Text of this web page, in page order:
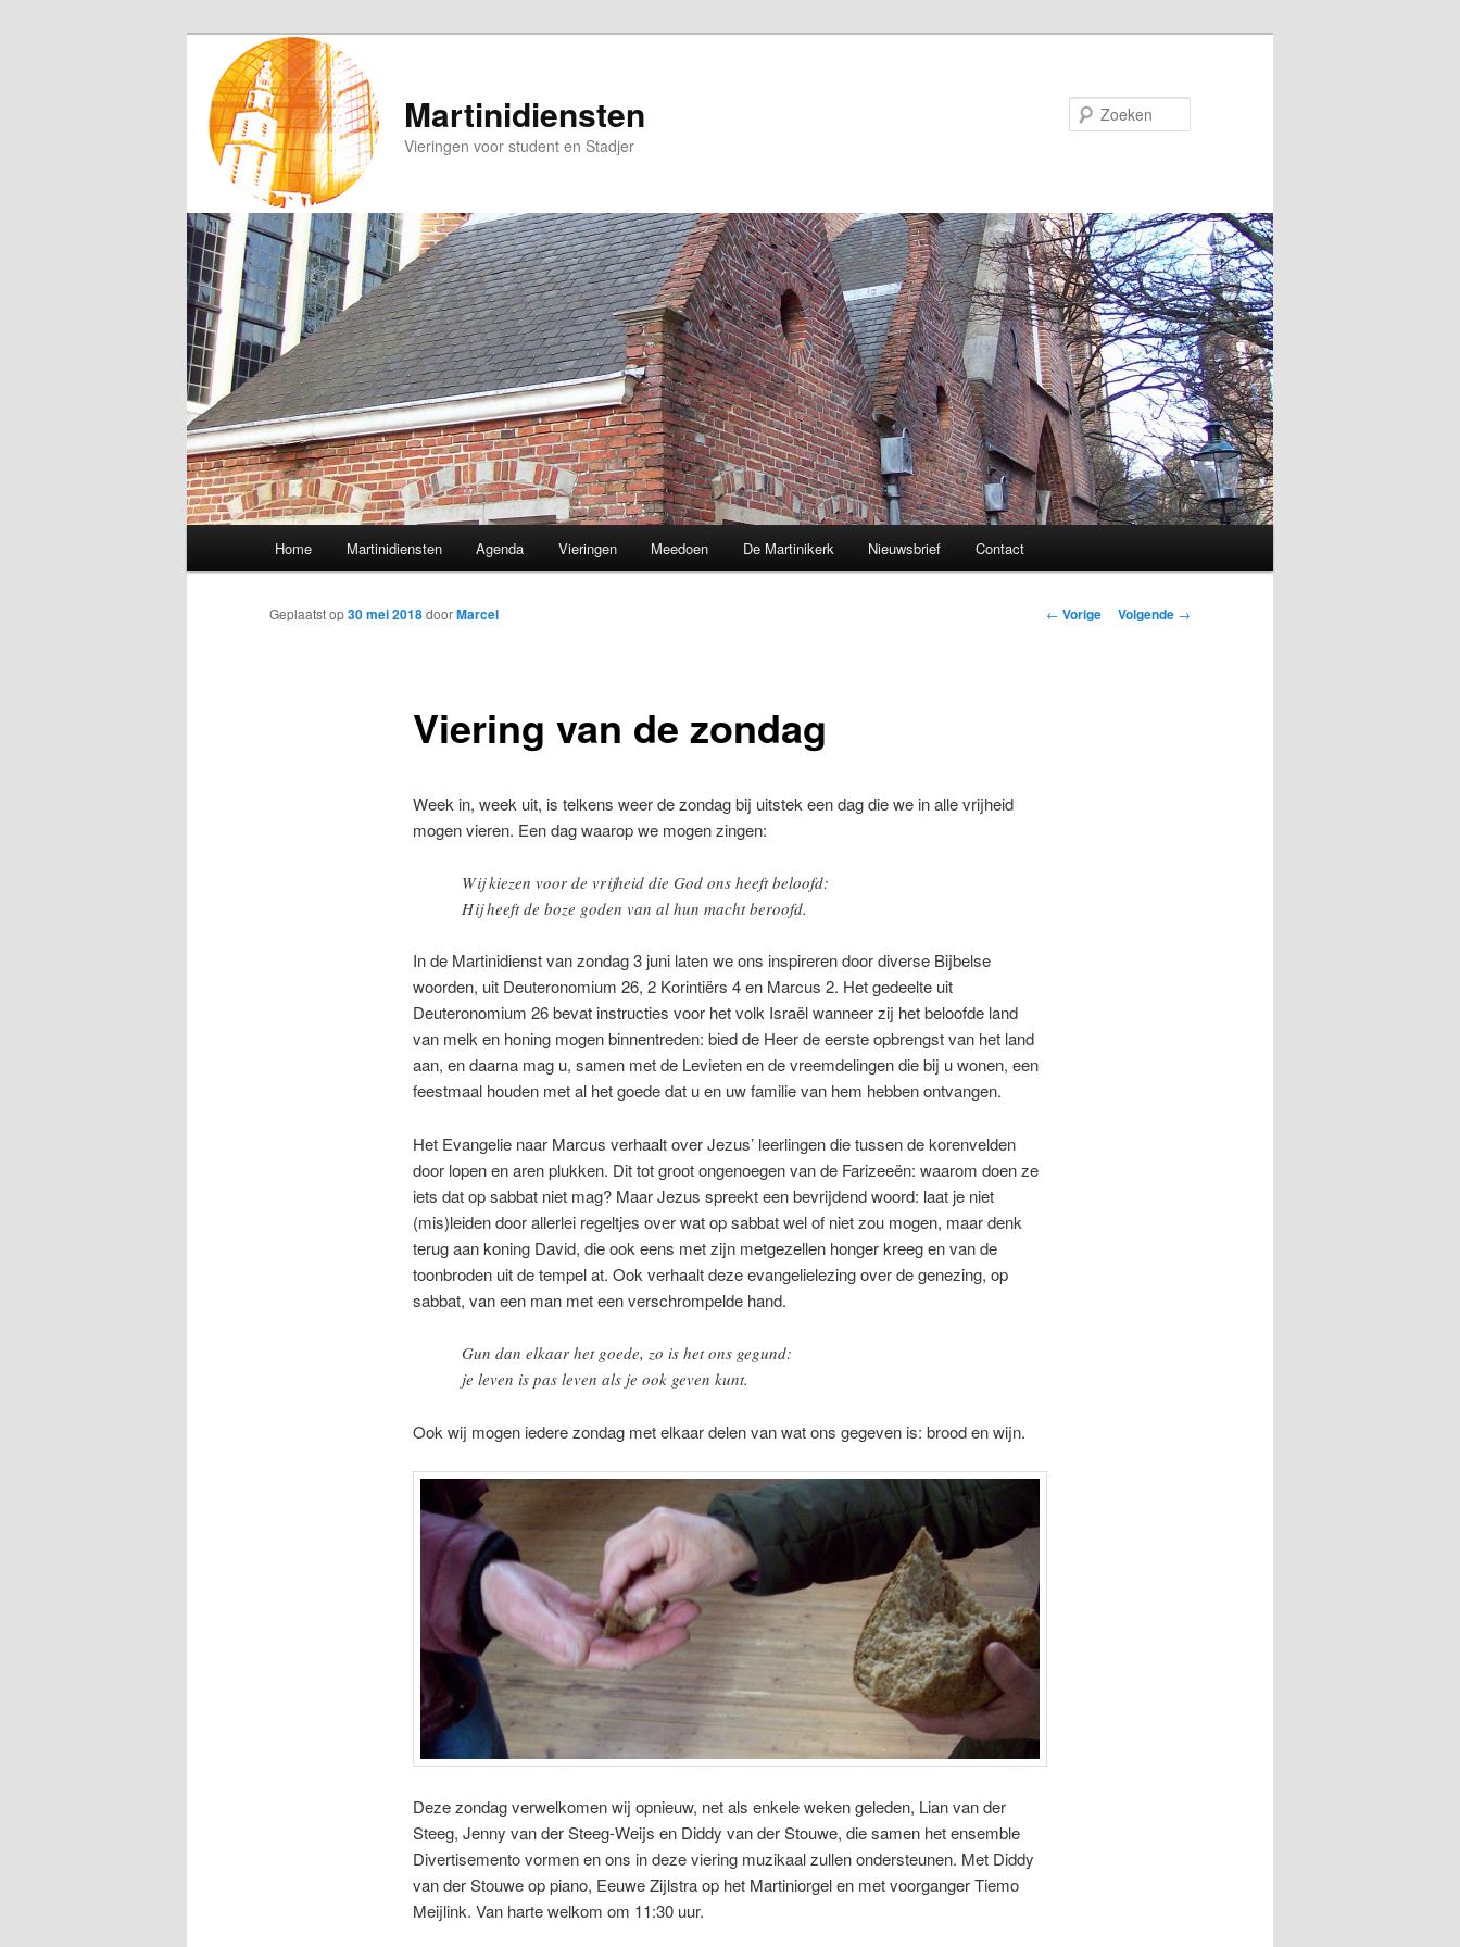
Martinidiensten
Vieringen voor student en Stadjer
Home Martinidiensten Agenda Vieringen Meedoen De Martinikerk Nieuwsbrief Contact
Bericht
← Vorige Volgende →
Viering van de zondag
Geplaatst op30 mei 2018doorMarcel
Week in, week uit, is telkens weer de zondag bij uitstek een dag die we in alle vrijheid
mogen vieren. Een dag waarop we mogen zingen:
Wij kiezen voor de vrijheid die God ons heeft beloofd:
Hij heeft de boze goden van al hun macht beroofd.
In de Martinidienst van zondag 3 juni laten we ons inspireren door diverse Bijbelse
woorden, uit Deuteronomium 26, 2 Korintiërs 4 en Marcus 2. Het gedeelte uit
Deuteronomium 26 bevat instructies voor het volk Israël wanneer zij het beloofde land
van melk en honing mogen binnentreden: bied de Heer de eerste opbrengst van het land
aan, en daarna mag u, samen met de Levieten en de vreemdelingen die bij u wonen, een
feestmaal houden met al het goede dat u en uw familie van hem hebben ontvangen.
Het Evangelie naar Marcus verhaalt over Jezus’ leerlingen die tussen de korenvelden
door lopen en aren plukken. Dit tot groot ongenoegen van de Farizeeën: waarom doen ze
iets dat op sabbat niet mag? Maar Jezus spreekt een bevrijdend woord: laat je niet
(mis)leiden door allerlei regeltjes over wat op sabbat wel of niet zou mogen, maar denk
terug aan koning David, die ook eens met zijn metgezellen honger kreeg en van de
toonbroden uit de tempel at. Ook verhaalt deze evangelielezing over de genezing, op
sabbat, van een man met een verschrompelde hand.
Gun dan elkaar het goede, zo is het ons gegund:
je leven is pas leven als je ook geven kunt.
Ook wij mogen iedere zondag met elkaar delen van wat ons gegeven is: brood en wijn.
Deze zondag verwelkomen wij opnieuw, net als enkele weken geleden, Lian van der
Steeg, Jenny van der Steeg-Weijs en Diddy van der Stouwe, die samen het ensemble
Divertisemento vormen en ons in deze viering muzikaal zullen ondersteunen. Met Diddy
van der Stouwe op piano, Eeuwe Zijlstra op het Martiniorgel en met voorganger Tiemo
Meijlink. Van harte welkom om 11:30 uur.